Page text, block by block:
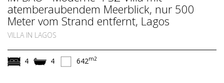
atemberaubendem Meerblick, nur 500
Meter vom Strand entfernt, Lagos
VILLA IN LAGOS
4 4 642m2